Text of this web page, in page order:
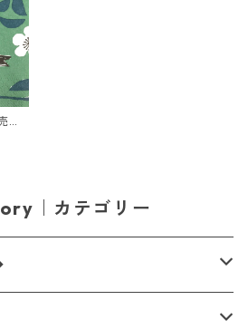
1
プ
｜カテゴリー
売り